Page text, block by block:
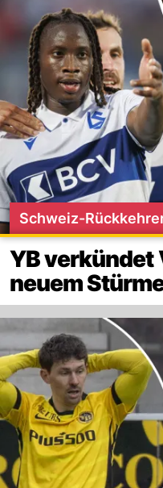
Schweiz-
YB verkündet
neuem